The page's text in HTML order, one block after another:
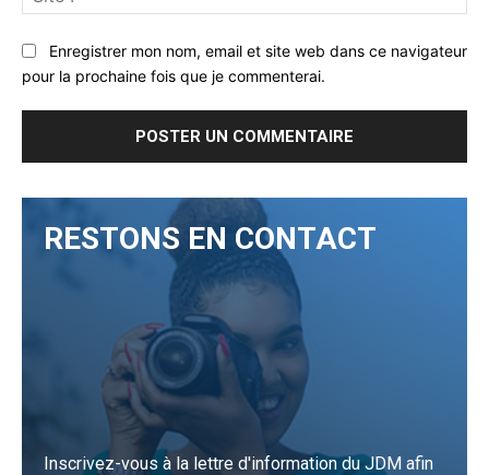
:
Enregistrer mon nom, email et site web dans ce navigateur
pour la prochaine fois que je commenterai.
RESTONS EN CONTACT
Inscrivez-vous à la lettre d'information du JDM afin